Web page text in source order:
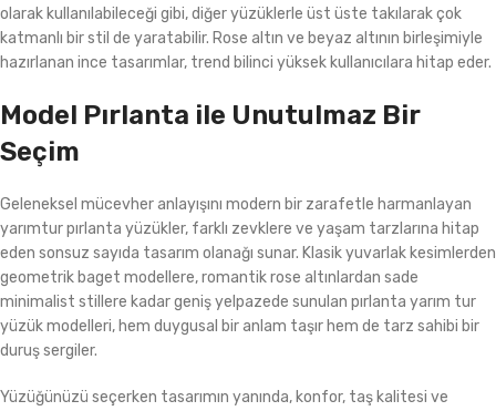
olarak kullanılabileceği gibi, diğer yüzüklerle üst üste takılarak çok
katmanlı bir stil de yaratabilir. Rose altın ve beyaz altının birleşimiyle
hazırlanan ince tasarımlar, trend bilinci yüksek kullanıcılara hitap eder.
Model Pırlanta ile Unutulmaz Bir
Seçim
Geleneksel mücevher anlayışını modern bir zarafetle harmanlayan
yarımtur pırlanta yüzükler, farklı zevklere ve yaşam tarzlarına hitap
eden sonsuz sayıda tasarım olanağı sunar. Klasik yuvarlak kesimlerden
geometrik baget modellere, romantik rose altınlardan sade
minimalist stillere kadar geniş yelpazede sunulan pırlanta yarım tur
yüzük modelleri, hem duygusal bir anlam taşır hem de tarz sahibi bir
duruş sergiler.
Yüzüğünüzü seçerken tasarımın yanında, konfor, taş kalitesi ve